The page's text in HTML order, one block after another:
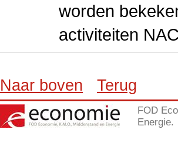
worden
activiteiten
Naar boven Terug
FOD
Energie.